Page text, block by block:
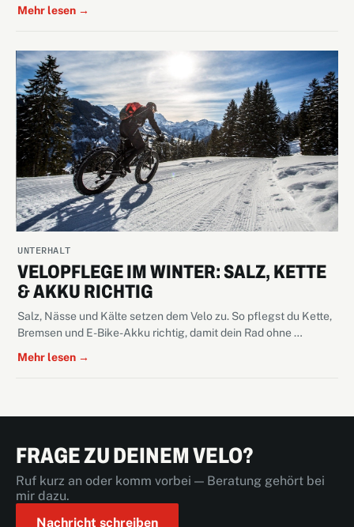
Mehr lesen →
UNTERHALT
VELOPFLEGE IM WINTER: SALZ, KETTE
& AKKU RICHTIG
Salz, Nässe und Kälte setzen dem Velo zu. So pflegst du Kette,
Bremsen und E-Bike-Akku richtig, damit dein Rad ohne …
Mehr lesen →
FRAGE ZU DEINEM VELO?
Ruf kurz an oder komm vorbei — Beratung gehört bei
mir dazu.
Nachricht schreiben